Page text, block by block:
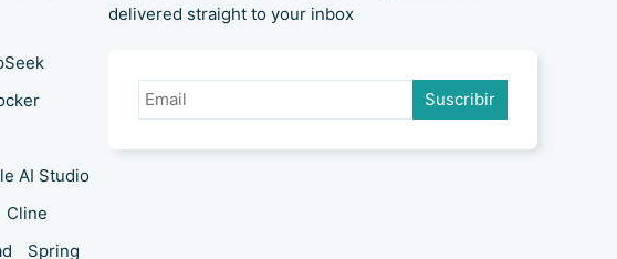
AI Studio
Cline
Spring
delivered straight to your inbox
Suscribir